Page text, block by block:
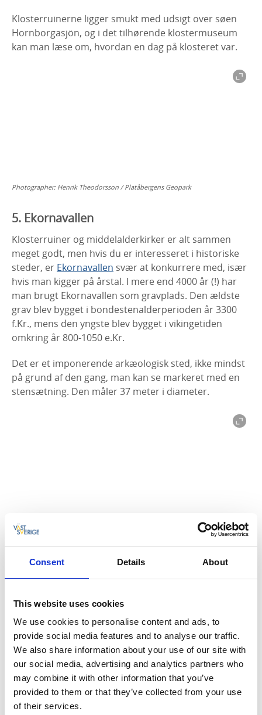
Consent Details About
This website uses cookies
We use cookies to personalise content and ads, to
provide social media features and to analyse our traffic.
We also share information about your use of our site with
our social media, advertising and analytics partners who
may combine it with other information that you’ve
provided to them or that they’ve collected from your use
of their services.
Klosterruinerne ligger smukt med udsigt over søen
Hornborgasjön, og i det tilhørende klostermuseum
kan man læse om, hvordan en dag på klosteret var.
Photographer: Henrik Theodorsson / Platåbergens Geopark
5. Ekornavallen
Klosterruiner og middelalderkirker er alt sammen
meget godt, men hvis du er interesseret i historiske
steder, er Ekornavallen svær at konkurrere med, især
hvis man kigger på årstal. I mere end 4000 år (!) har
man brugt Ekornavallen som gravplads. Den ældste
grav blev bygget i bondestenalderperioden år 3300
f.Kr., mens den yngste blev bygget i vikingetiden
omkring år 800-1050 e.Kr.
Det er et imponerende arkæologisk sted, ikke mindst
på grund af den gang, man kan se markeret med en
stensætning. Den måler 37 meter i diameter.
Photographer:
6. Löfwings Ateljé & Krog
stenkast fra Hornborgasøen, var ikke til at gætte, men
ingen begrænsninger. I dag erLöfwings Ateljé &
Kroget velkendt kulturelt mødested med tusindvis af
besøgende hvert år.
Stop op et øjeblik for at se på de smukke malerier
med naturinspirerede motiver, og nyd lækkerierne i
restauranten og caféen. Der er også et hundevenligt